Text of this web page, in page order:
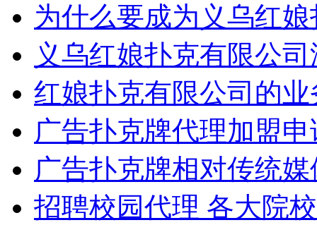
为什么要成为义乌红
义乌红娘扑克有限公
红娘扑克有限公司的
广告扑克牌代理加盟
广告扑克牌相对传统
招聘校园代理 各大院